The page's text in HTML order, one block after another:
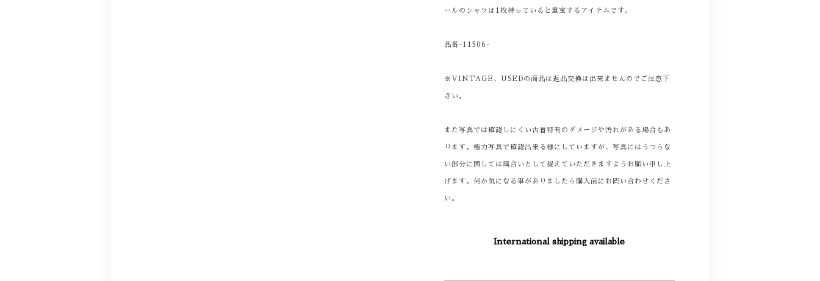
ールのシャツは1枚持っていると重宝するアイテムです。
品番-11506-
※VINTAGE、USEDの商品は返品交換は出来ませんのでご注意下
さい。
また写真では確認しにくい古着特有のダメージや汚れがある場合もあ
ります。極力写真で確認出来る様にしていますが、写真にはうつらな
い部分に関しては風合いとして捉えていただきますようお願い申し上
げます。何か気になる事がありましたら購入前にお問い合わせくださ
い。
International shipping available